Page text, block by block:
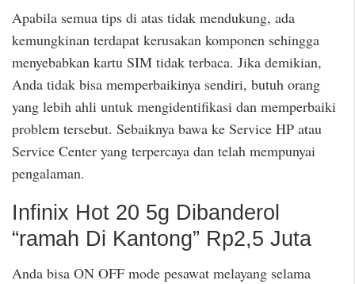
Apabila semua tips di atas tidak mendukung, ada
kemungkinan terdapat kerusakan komponen sehingga
menyebabkan kartu SIM tidak terbaca. Jika demikian,
Anda tidak bisa memperbaikinya sendiri, butuh orang
yang lebih ahli untuk mengidentifikasi dan memperbaiki
problem tersebut. Sebaiknya bawa ke Service HP atau
Service Center yang terpercaya dan telah mempunyai
pengalaman.
Infinix Hot 20 5g Dibanderol
“ramah Di Kantong” Rp2,5 Juta
Anda bisa ON OFF mode pesawat melayang selama